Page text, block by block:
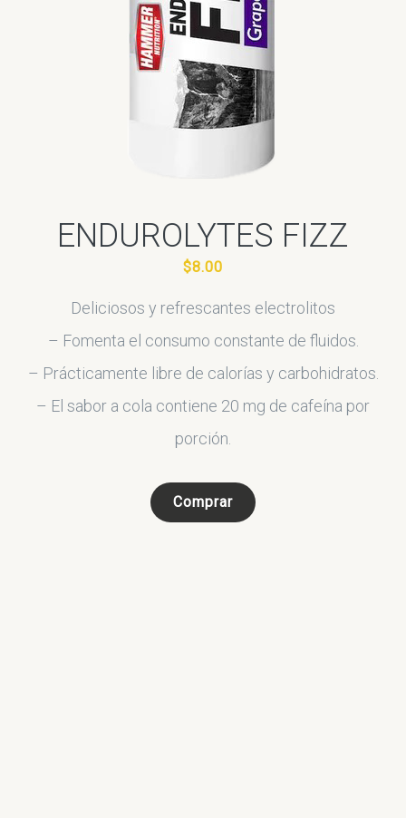
ENDUROLYTES FIZZ
$8.00
Deliciosos y refrescantes electrolitos
– Fomenta el consumo constante de fluidos.
– Prácticamente libre de calorías y carbohidratos.
– El sabor a cola contiene 20 mg de cafeína por
porción.
Comprar